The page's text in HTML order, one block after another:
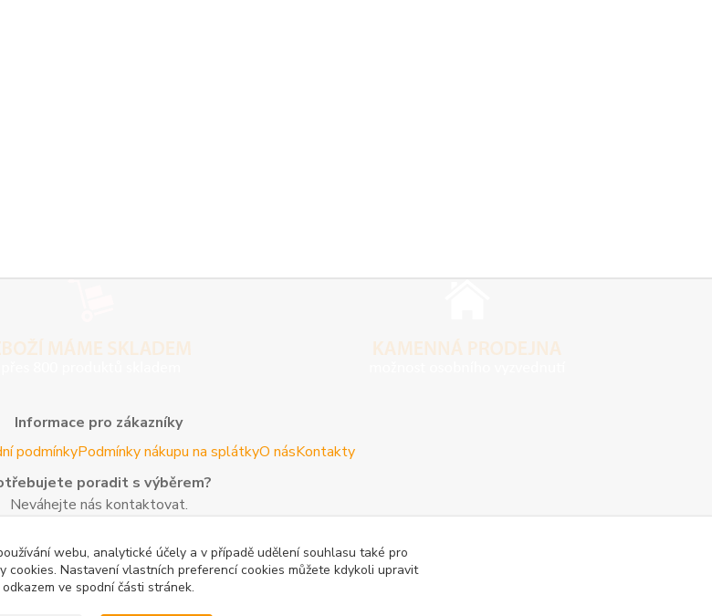
Informace pro zákazníky
podmínkyPodmínky nákupu na splátkyO násKontakty
poradit s výběrem?
Neváhejte nás kontaktovat.
info@agroczechia.cz- kdykoliv
Užitečné informace
webu, analytické účely a v případě udělení souhlasu také pro
cookies. Nastavení vlastních preferencí cookies můžete kdykoli upravit
odkazem ve spodní části stránek.